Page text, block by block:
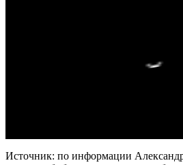
Источник: по информации